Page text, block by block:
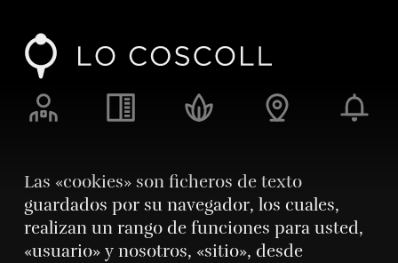
Las «cookies» son ficheros de texto
guardados por su navegador, los cuales,
realizan un rango de funciones para usted,
«usuario» y nosotros, «sitio», desde